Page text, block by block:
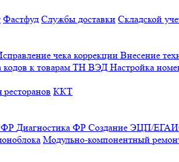
Фастфуд Службы доставки Складской
чека коррекции Внесение
кодов к товарам ТН ВЭД Настройка
ККТ
ФР Диагностика ФР Создание ЭЦП/
Модульно-компонентный